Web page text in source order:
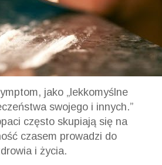
jako „lekkomyślne
swojego i innych.”
często skupiają się na
czasem prowadzi do
i życia.